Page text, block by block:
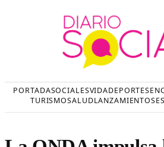
PORTADASOCIALESVIDADEPORTES
TURISMOSALUDLANZAMIENTOS